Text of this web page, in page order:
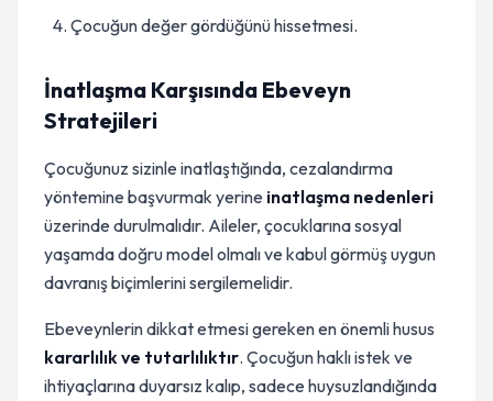
Çocuğun değer gördüğünü hissetmesi.
İnatlaşma Karşısında Ebeveyn
Stratejileri
Çocuğunuz sizinle inatlaştığında, cezalandırma
yöntemine başvurmak yerine inatlaşma nedenleri
üzerinde durulmalıdır. Aileler, çocuklarına sosyal
yaşamda doğru model olmalı ve kabul görmüş uygun
davranış biçimlerini sergilemelidir.
Ebeveynlerin dikkat etmesi gereken en önemli husus
kararlılık ve tutarlılıktır. Çocuğun haklı istek ve
ihtiyaçlarına duyarsız kalıp, sadece huysuzlandığında